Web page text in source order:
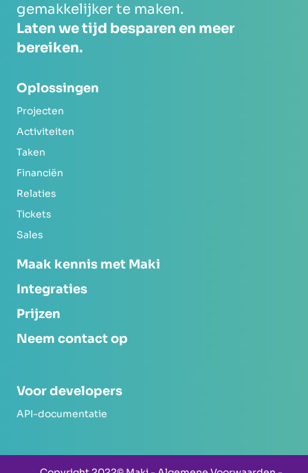
gemakkelijker te maken.
Laten we tijd besparen en meer
bereiken.
Oplossingen
Projecten
Activiteiten
Taken
Financiën
Relaties
Tickets
Sales
Maak kennis met Maki
Integraties
Prijzen
Neem contact op
Voor developers
API-documentatie